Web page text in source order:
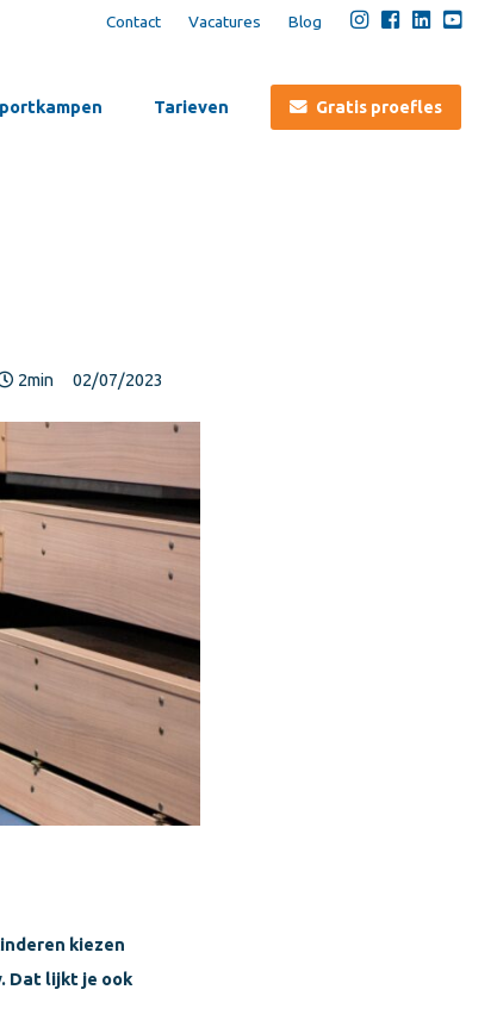
Contact Vacatures Blog
Tarieven Gratis proefles
2min 02/07/2023
kiezen
Dat lijkt je ook